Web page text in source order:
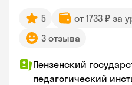
5 от 1733 ₽ за
3 отзыва
Пензенский
педагогический